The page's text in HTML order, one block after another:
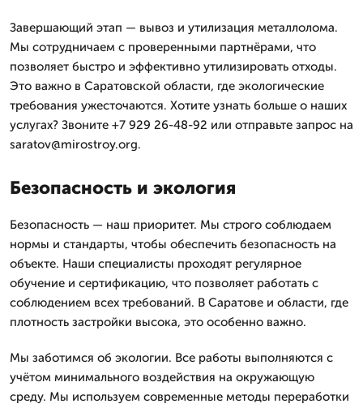
Завершающий этап — вывоз и утилизация металлолома.
Мы сотрудничаем с проверенными партнёрами, что
позволяет быстро и эффективно утилизировать отходы.
Это важно в Саратовской области, где экологические
требования ужесточаются. Хотите узнать больше о наших
услугах? Звоните +7 929 26-48-92 или отправьте запрос на
saratov@mirostroy.org.
Безопасность и экология
Безопасность — наш приоритет. Мы строго соблюдаем
нормы и стандарты, чтобы обеспечить безопасность на
объекте. Наши специалисты проходят регулярное
обучение и сертификацию, что позволяет работать с
соблюдением всех требований. В Саратове и области, где
плотность застройки высока, это особенно важно.
Мы заботимся об экологии. Все работы выполняются с
учётом минимального воздействия на окружающую
среду. Мы используем современные методы переработки